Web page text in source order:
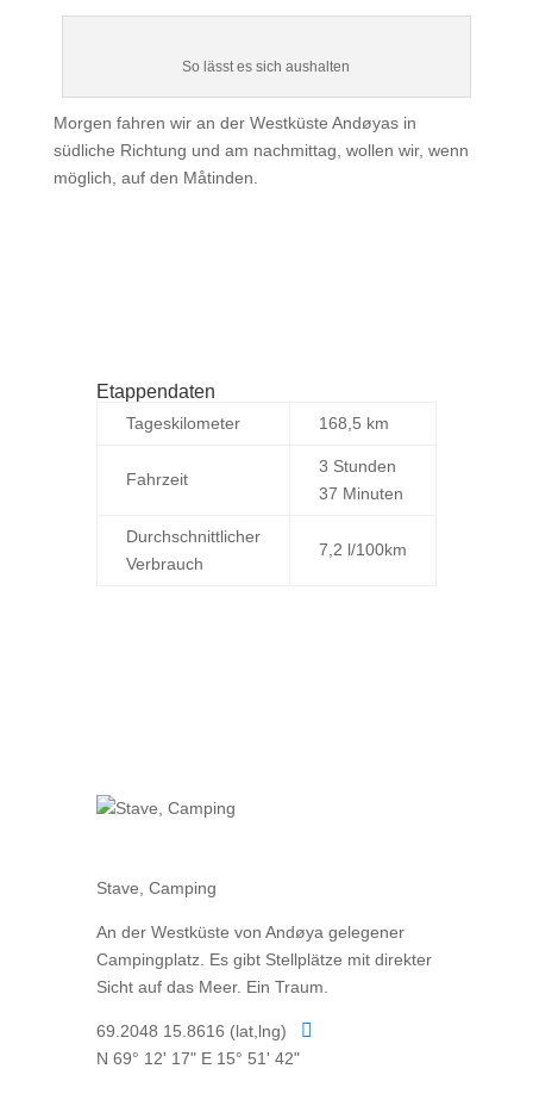
So lässt es sich aushalten
Morgen fahren wir an der Westküste Andøyas in
südliche Richtung und am nachmittag, wollen wir, wenn
möglich, auf den Måtinden.
Etappendaten
Tageskilometer 168,5 km
Fahrzeit
3 Stunden
37 Minuten
Durchschnittlicher
Verbrauch
7,2 l/100km
Stave, Camping
An der Westküste von Andøya gelegener
Campingplatz. Es gibt Stellplätze mit direkter
Sicht auf das Meer. Ein Traum.
69.2048 15.8616 (lat,lng) 
N 69° 12' 17" E 15° 51' 42"